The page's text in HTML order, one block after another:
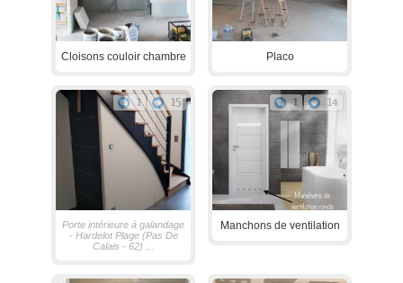
Cloisons couloir chambre Placo
1 15
Porte intérieure à galandage
- Hardelot Plage (Pas De
Calais - 62) ...
1 14
Manchons de ventilation